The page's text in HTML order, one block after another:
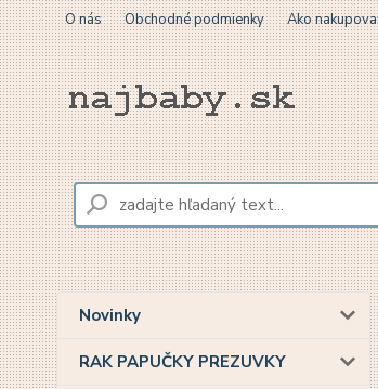
O nás Obchodné podmienky Ako
Novinky
RAK PAPUČKY PREZUVKY